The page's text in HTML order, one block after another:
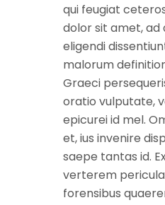
qui feugiat
dolor sit amet, ad
eligendi
malorum
Graeci
oratio vulputate,
epicurei id mel.
et, ius invenire
saepe tantas id.
verterem pericula
forensibus